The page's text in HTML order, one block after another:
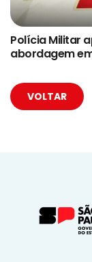
Polícia Militar
abordagem
VOLTAR